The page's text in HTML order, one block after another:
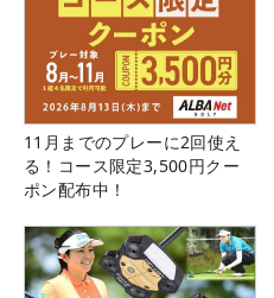
11月までのプレーに2回使え
る！コース限定3,500円クー
ポン配布中！